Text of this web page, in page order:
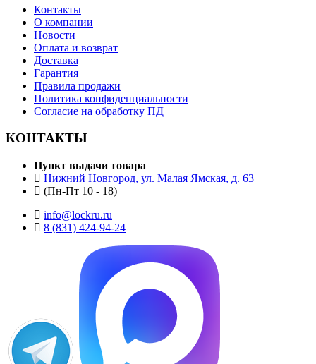
Контакты
О компании
Новости
Оплата и возврат
Доставка
Гарантия
Правила продажи
Политика конфиденциальности
Согласие на обработку ПД
КОНТАКТЫ
Пункт выдачи товара
Нижний Новгород, ул. Малая Ямская, д. 63
(Пн-Пт 10 - 18)
info@lockru.ru
8 (831) 424-94-24